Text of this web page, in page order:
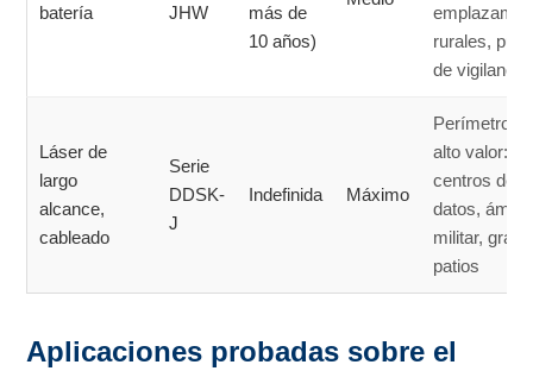
batería
JHW
más de
10 años)
rurales,
de vigilancia
Láser de
largo
alcance,
cableado
Serie
DDSK-
J
Indefinida Máximo
Perímetros
alto valor:
centros de
datos,
militar,
patios
Aplicaciones probadas sobre el